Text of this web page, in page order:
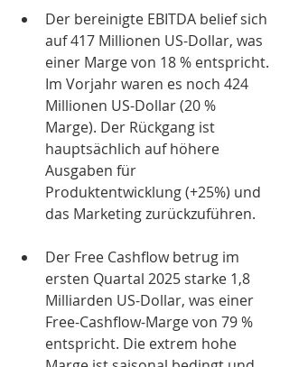
Der bereinigte EBITDA belief sich
auf 417 Millionen US-Dollar, was
einer Marge von 18 % entspricht.
Im Vorjahr waren es noch 424
Millionen US-Dollar (20 %
Marge). Der Rückgang ist
hauptsächlich auf höhere
Ausgaben für
Produktentwicklung (+25%) und
das Marketing zurückzuführen.
Der Free Cashflow betrug im
ersten Quartal 2025 starke 1,8
Milliarden US-Dollar, was einer
Free-Cashflow-Marge von 79 %
entspricht. Die extrem hohe